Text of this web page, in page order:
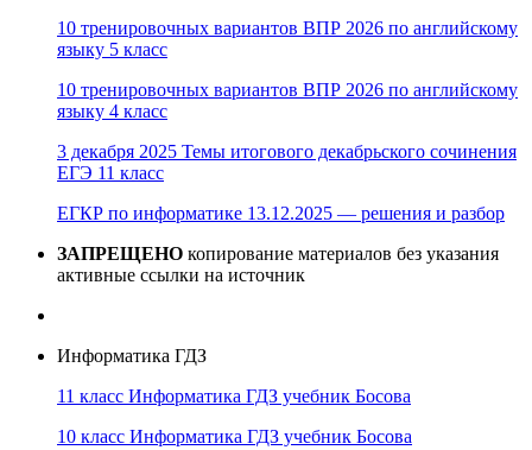
10 тренировочных вариантов ВПР 2026 по английскому
языку 5 класс
10 тренировочных вариантов ВПР 2026 по английскому
языку 4 класс
3 декабря 2025 Темы итогового декабрьского сочинения
ЕГЭ 11 класс
ЕГКР по информатике 13.12.2025 — решения и разбор
ЗАПРЕЩЕНО копирование материалов без указания
активные ссылки на источник
Информатика ГДЗ
11 класс Информатика ГДЗ учебник Босова
10 класс Информатика ГДЗ учебник Босова